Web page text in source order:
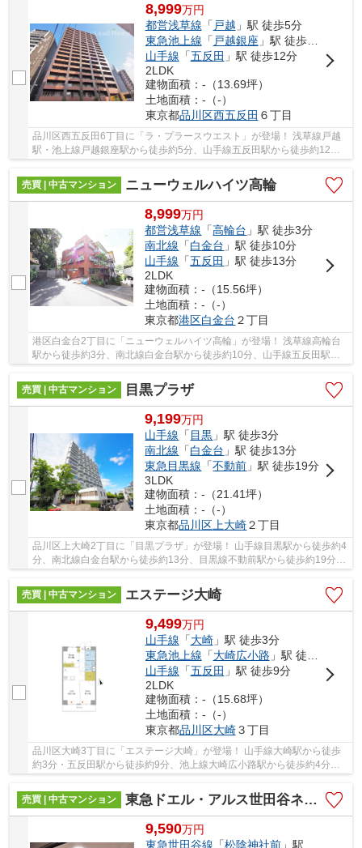
8,999万円
都営浅草線 「 戸越 」駅 徒歩5分
東急池上線 「 戸越銀座 」駅 徒歩5分
山手線 「五反田 」駅 徒歩12分
2LDK
建物面積：-（13.69坪）
土地面積：-（-）
東京都品川区西五反田 ６丁目
品川区西五反田6丁目に「ラ・プラースウエスト」が登場！ 浅草線戸越
駅・池上線戸越銀座駅から徒歩約5分、山手線五反田駅から徒歩約12
売買 | 中古マンション
ニューウェルハイツ高輪
8,999万円
都営浅草線 「高輪台 」駅 徒歩3分
南北線 「白金台 」駅 徒歩10分
山手線 「五反田 」駅 徒歩13分
2LDK
建物面積：-（15.56坪）
土地面積：-（-）
東京都港区白金台 ２丁目
港区白金台2丁目に「ニューウェルハイツ高輪」が登場！ 浅草線高輪台
駅から徒歩約3分、南北線白金台駅から徒歩約10分、山手線五反田駅か
売買 | 中古マンション
目黒プラザ
9,199万円
山手線 「 目黒 」駅 徒歩3分
南北線 「白金台 」駅 徒歩13分
東急目黒線 「不動前 」駅 徒歩19分
3LDK
建物面積：-（21.41坪）
土地面積：-（-）
東京都品川区 上大崎２丁目
品川区上大崎2丁目に「目黒プラザ」が登場！ 山手線目黒駅から徒歩約4
分、南北線白金台駅から徒歩約13分、目黒線不動前駅から徒歩約19分。
売買 | 中古マンション
エステージ大崎
9,499万円
山手線 「大崎」駅 徒歩3分
東急池上線 「大崎広小路 」駅 徒歩4分
山手線 「五反田 」駅 徒歩9分
2LDK
建物面積：-（15.68坪）
土地面積：-（-）
東京都品川区大崎３丁目
品川区大崎3丁目に「エステージ大崎」が登場！ 山手線大崎駅から徒歩
約3分・五反田駅から徒歩約9分、池上線大崎広小路駅から徒歩約4分。 6
売買 | 中古マンション
東急ドエル・アルス世田谷ネクステージ
9,590万円
東急世田谷線 「松陰神社前」駅 徒歩3分